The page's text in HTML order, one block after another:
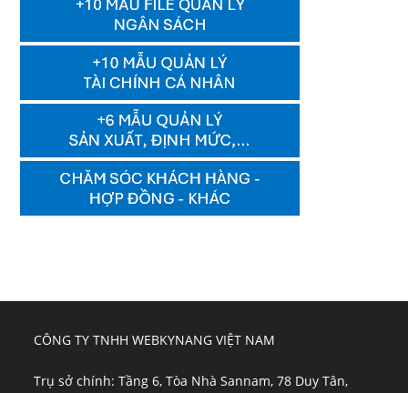
CÔNG TY TNHH WEBKYNANG VIỆT NAM
Trụ sở chính: Tầng 6, Tòa Nhà Sannam, 78 Duy Tân,